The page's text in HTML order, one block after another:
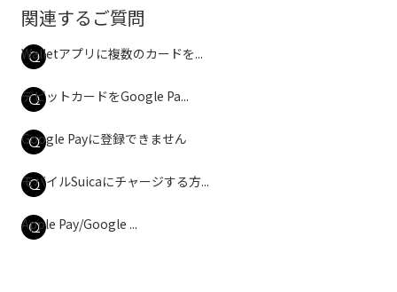
関連するご質問
Walletアプリに複数のカードを...
デビットカードをGoogle Pa...
Google Payに登録できません
モバイルSuicaにチャージする方...
Apple Pay/Google ...